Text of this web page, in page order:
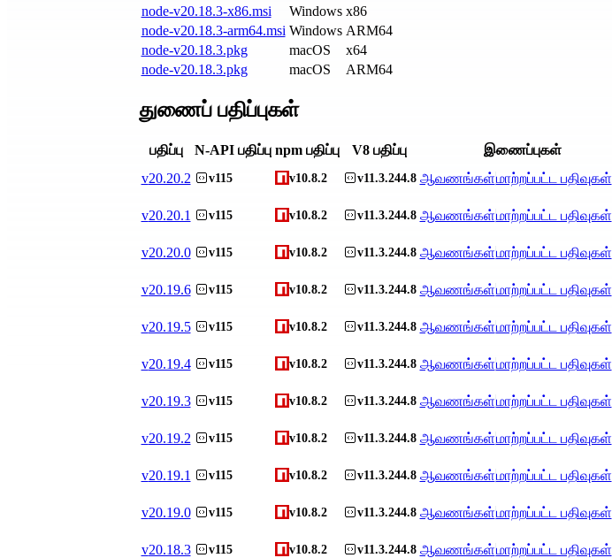
node-v20.18.3-x86.msi
Windows x86
node-v20.18.3-arm64.msi Windows ARM64
node-v20.18.3.pkg
macOS
x64
node-v20.18.3.pkg
macOS ARM64
துணைப் பதிப்புகள்
பதிப்பு N-API பதிப்பு npm பதிப்பு V8 பதிப்பு
இணைப்புகள்
v20.20.2 v115 v10.8.2 v11.3.244.8 ஆவணங்கள்மாற்றப்பட்ட பதிவுகள்
v20.20.1 v115 v10.8.2 v11.3.244.8 ஆவணங்கள்மாற்றப்பட்ட பதிவுகள்
v20.20.0 v115 v10.8.2 v11.3.244.8 ஆவணங்கள்மாற்றப்பட்ட பதிவுகள்
v20.19.6 v115 v10.8.2 v11.3.244.8 ஆவணங்கள்மாற்றப்பட்ட பதிவுகள்
v20.19.5 v115 v10.8.2 v11.3.244.8 ஆவணங்கள்மாற்றப்பட்ட பதிவுகள்
v20.19.4 v115 v10.8.2 v11.3.244.8 ஆவணங்கள்மாற்றப்பட்ட பதிவுகள்
v20.19.3 v115 v10.8.2 v11.3.244.8 ஆவணங்கள்மாற்றப்பட்ட பதிவுகள்
v20.19.2 v115 v10.8.2 v11.3.244.8 ஆவணங்கள்மாற்றப்பட்ட பதிவுகள்
v20.19.1 v115 v10.8.2 v11.3.244.8 ஆவணங்கள்மாற்றப்பட்ட பதிவுகள்
v20.19.0 v115 v10.8.2 v11.3.244.8 ஆவணங்கள்மாற்றப்பட்ட பதிவுகள்
v20.18.3 v115 v10.8.2 v11.3.244.8 ஆவணங்கள்மாற்றப்பட்ட பதிவுகள்